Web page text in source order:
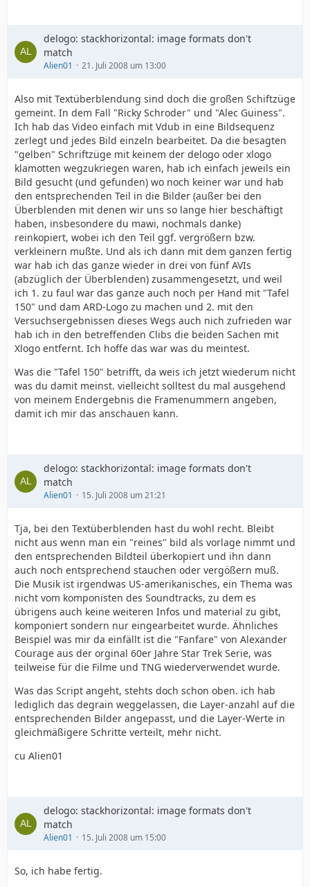
delogo: stackhorizontal: image formats don't
match
Alien01 21. Juli 2008 um 13:00
Also mit Textüberblendung sind doch die großen Schiftzüge
gemeint. In dem Fall "Ricky Schroder" und "Alec Guiness".
Ich hab das Video einfach mit Vdub in eine Bildsequenz
zerlegt und jedes Bild einzeln bearbeitet. Da die besagten
"gelben" Schriftzüge mit keinem der delogo oder xlogo
klamotten wegzukriegen waren, hab ich einfach jeweils ein
Bild gesucht (und gefunden) wo noch keiner war und hab
den entsprechenden Teil in die Bilder (außer bei den
Überblenden mit denen wir uns so lange hier beschäftigt
haben, insbesondere du mawi, nochmals danke)
reinkopiert, wobei ich den Teil ggf. vergrößern bzw.
verkleinern mußte. Und als ich dann mit dem ganzen fertig
war hab ich das ganze wieder in drei von fünf AVIs
(abzüglich der Überblenden) zusammengesetzt, und weil
ich 1. zu faul war das ganze auch noch per Hand mit "Tafel
150" und dam ARD-Logo zu machen und 2. mit den
Versuchsergebnissen dieses Wegs auch nich zufrieden war
hab ich in den betreffenden Clibs die beiden Sachen mit
Xlogo entfernt. Ich hoffe das war was du meintest.
Was die "Tafel 150" betrifft, da weis ich jetzt wiederum nicht
was du damit meinst. vielleicht solltest du mal ausgehend
von meinem Endergebnis die Framenummern angeben,
damit ich mir das anschauen kann.
delogo: stackhorizontal: image formats don't
match
Alien01 15. Juli 2008 um 21:21
Tja, bei den Textüberblenden hast du wohl recht. Bleibt
nicht aus wenn man ein "reines" bild als vorlage nimmt und
den entsprechenden Bildteil überkopiert und ihn dann
auch noch entsprechend stauchen oder vergößern muß.
Die Musik ist irgendwas US-amerikanisches, ein Thema was
nicht vom komponisten des Soundtracks, zu dem es
übrigens auch keine weiteren Infos und material zu gibt,
komponiert sondern nur eingearbeitet wurde. Ähnliches
Beispiel was mir da einfällt ist die "Fanfare" von Alexander
Courage aus der orginal 60er Jahre Star Trek Serie, was
teilweise für die Filme und TNG wiederverwendet wurde.
Was das Script angeht, stehts doch schon oben. ich hab
lediglich das degrain weggelassen, die Layer-anzahl auf die
entsprechenden Bilder angepasst, und die Layer-Werte in
gleichmäßigere Schritte verteilt, mehr nicht.
cu Alien01
delogo: stackhorizontal: image formats don't
match
Alien01 15. Juli 2008 um 15:00
So, ich habe fertig.